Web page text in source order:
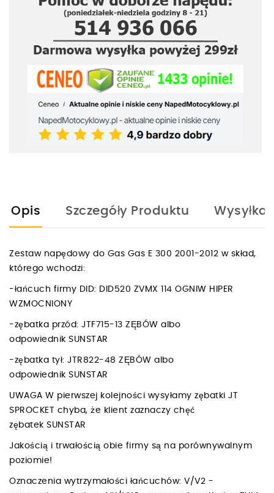
Opis Szczegóły Produktu Wysyłka
Zestaw napędowy do Gas Gas E 300 2001-2012 w skład,
którego wchodzi:
-łańcuch firmy DID: DID520 ZVMX 114 OGNIW HIPER
WZMOCNIONY
-zębatka przód: JTF715-13 ZĘBÓW albo
odpowiednik SUNSTAR
-zębatka tył: JTR822-48 ZĘBÓW albo
odpowiednik SUNSTAR
UWAGA W pierwszej kolejności wysyłamy zębatki JT
SPROCKET chyba, że klient zaznaczy chęć
zębatek SUNSTAR
Jakością i trwałością obie firmy są na porównywalnym
poziomie!
Oznaczenia wytrzymałości łańcuchów: V/V2 -